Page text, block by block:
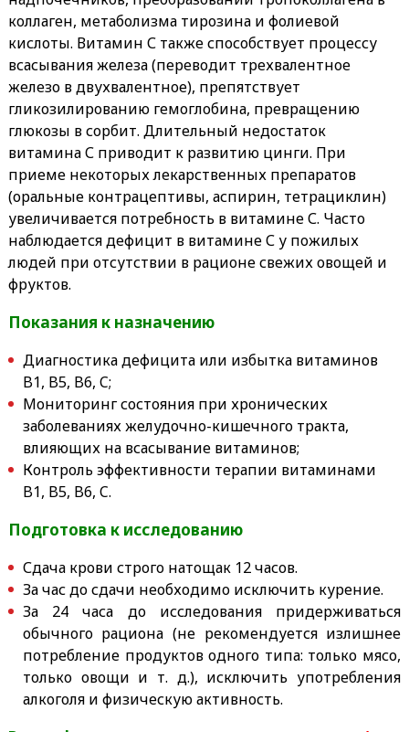
коллаген, метаболизма тирозина и фолиевой
кислоты. Витамин С также способствует процессу
всасывания железа (переводит трехвалентное
железо в двухвалентное), препятствует
гликозилированию гемоглобина, превращению
глюкозы в сорбит. Длительный недостаток
витамина С приводит к развитию цинги. При
приеме некоторых лекарственных препаратов
(оральные контрацептивы, аспирин, тетрациклин)
увеличивается потребность в витамине С. Часто
наблюдается дефицит в витамине С у пожилых
людей при отсутствии в рационе свежих овощей и
фруктов.
Показания к назначению
Диагностика дефицита или избытка витаминов
B1, B5, B6, C;
Мониторинг состояния при хронических
заболеваниях желудочно-кишечного тракта,
влияющих на всасывание витаминов;
Контроль эффективности терапии витаминами
B1, B5, B6, C.
Подготовка к исследованию
Сдача крови строго натощак 12 часов.
За час до сдачи необходимо исключить курение.
За 24 часа до исследования придерживаться
обычного рациона (не рекомендуется излишнее
потребление продуктов одного типа: только мясо,
только овощи и т. д.), исключить употребления
алкоголя и физическую активность.